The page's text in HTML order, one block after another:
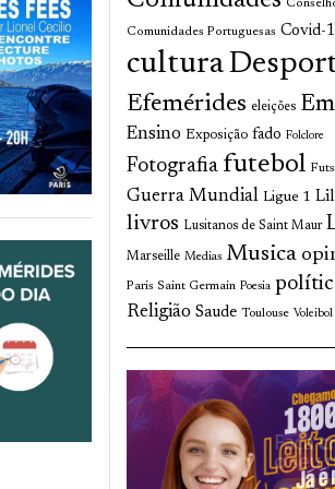
Comunidades Portuguesas Covid-
cultura
Efemérides eleições
Ensino Exposição fado Folclore
Fotografia futebol
Guerra Mundial Ligue 1
livros Lusitanos de Saint Maur
Marseille Medias Musica
Paris Saint Germain Poesia
Religião Saude Toulouse Voleibol